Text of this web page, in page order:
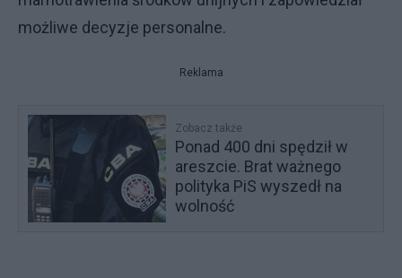
możliwe decyzje personalne.
Reklama
Zobacz także
Ponad 400 dni spędził w
areszcie. Brat ważnego
polityka PiS wyszedł na
wolność